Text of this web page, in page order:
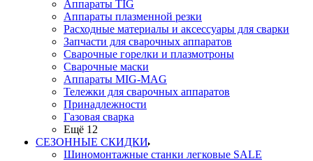
Аппараты TIG
Аппараты плазменной резки
Расходные материалы и аксессуары для сварки
Запчасти для сварочных аппаратов
Сварочные горелки и плазмотроны
Сварочные маски
Аппараты MIG-MAG
Тележки для сварочных аппаратов
Принадлежности
Газовая сварка
Ещё 12
СЕЗОННЫЕ СКИДКИ
Шиномонтажные станки легковые SALE